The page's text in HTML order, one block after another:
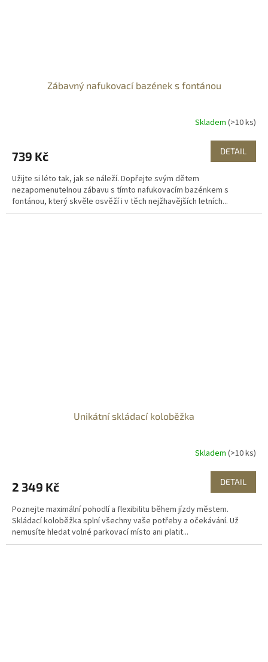
Zábavný nafukovací bazének s fontánou
Skladem (>10 ks)
739 Kč DETAIL
Užijte si léto tak, jak se náleží. Dopřejte svým dětem
nezapomenutelnou zábavu s tímto nafukovacím bazénkem s
fontánou, který skvěle osvěží i v těch nejžhavějších letních...
Unikátní skládací koloběžka
Skladem (>10 ks)
2 349 Kč DETAIL
Poznejte maximální pohodlí a flexibilitu během jízdy městem.
Skládací koloběžka splní všechny vaše potřeby a očekávání. Už
nemusíte hledat volné parkovací místo ani platit...